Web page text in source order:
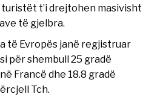
t’i drejtohen masivisht
të gjelbra.
të Evropës janë regjistruar
për shembull 25 gradë
Francë dhe 18.8 gradë
Tch.